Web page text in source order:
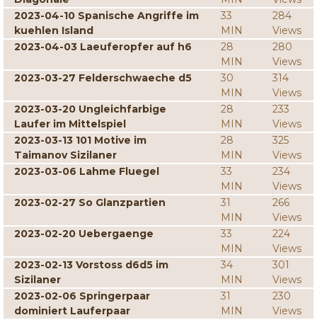
2023-04-10 Spanische Angriffe im
kuehlen Island
33
MIN
284
Views
2023-04-03 Laeuferopfer auf h6
28
MIN
280
Views
2023-03-27 Felderschwaeche d5
30
MIN
314
Views
2023-03-20 Ungleichfarbige
Laufer im Mittelspiel
28
MIN
233
Views
2023-03-13 101 Motive im
Taimanov Sizilaner
28
MIN
325
Views
2023-03-06 Lahme Fluegel
33
MIN
234
Views
2023-02-27 So Glanzpartien
31
MIN
266
Views
2023-02-20 Uebergaenge
33
MIN
224
Views
2023-02-13 Vorstoss d6d5 im
Sizilaner
34
MIN
301
Views
2023-02-06 Springerpaar
dominiert Lauferpaar
31
MIN
230
Views